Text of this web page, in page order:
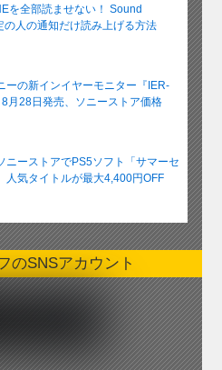
を全部読ませない！ Sound
の人の通知だけ読み上げる方法
ーの新インイヤーモニター『IER-
28日発売、ソニーストア価格
ニーストアでPS5ソフト「サマーセ
気タイトルが最大4,400円OFF
のSNSアカウント